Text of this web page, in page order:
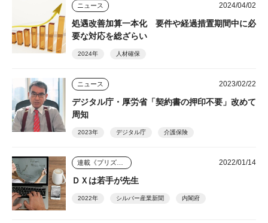
ニュース 2024/04/02
処遇改善加算一本化 要件や経過措置期間中に必
要な対応を総ざらい
2024年 人材確保
ニュース 2023/02/22
デジタル庁・厚労省「契約書の押印不要」改めて
周知
2023年 デジタル庁 介護保険
2022/01/14
ＤＸは若手が先生
2022年 シルバー産業新聞 内閣府